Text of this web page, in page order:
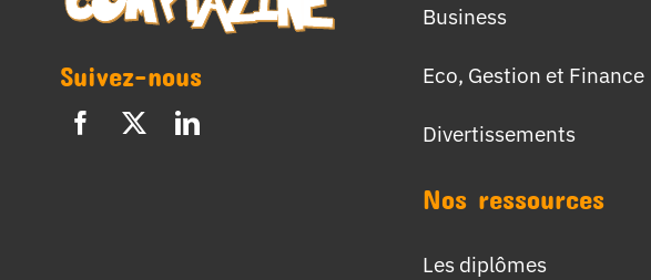
Suivez-nous
Business
Eco, Gestion et Finance
Divertissements
Nos ressources
Les diplômes